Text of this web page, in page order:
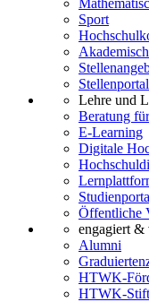
Sport
Stellenportal
Lehre und
Beratung
E-Learning
Digitale
Öffentliche
engagiert &
Alumni
HTWK-
HTWK-